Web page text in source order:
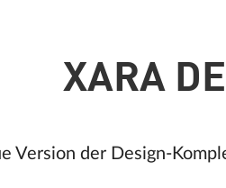
XARA
Version der Design-